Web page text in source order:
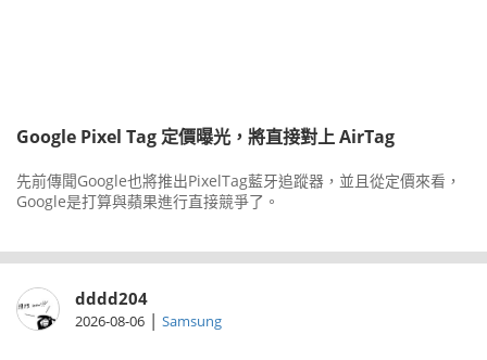
Google Pixel Tag 定價曝光，將直接對上 AirTag
先前傳聞Google也將推出PixelTag藍牙追蹤器，並且從定價來看，
Google是打算與蘋果進行直接競爭了。
dddd204
2026-08-06 | Samsung